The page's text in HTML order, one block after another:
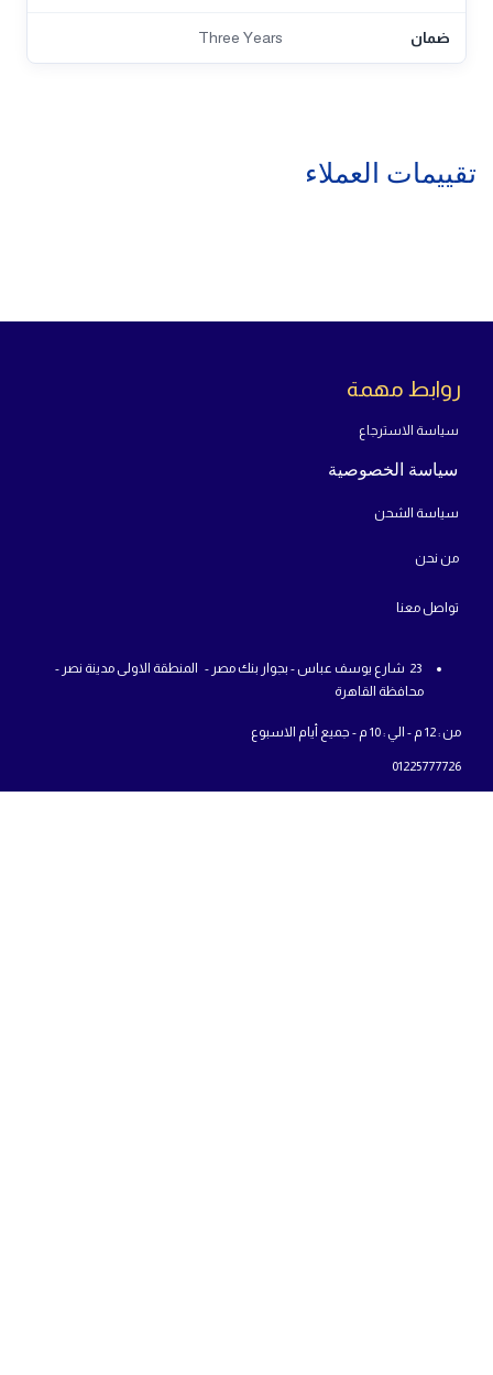
ضمان Three Years
تقييمات العملاء
روابط مهمة
سياسة الاسترجاع
سياسة الخصوصية
سياسة الشحن
من نحن
تواصل معنا
23 شارع يوسف عباس - بجوار بنك مصر - المنطقة الاولى مدينة نصر -
محافظة القاهرة
من : 12 م - الي : 10 م - جميع أيام الاسبوع
01225777726